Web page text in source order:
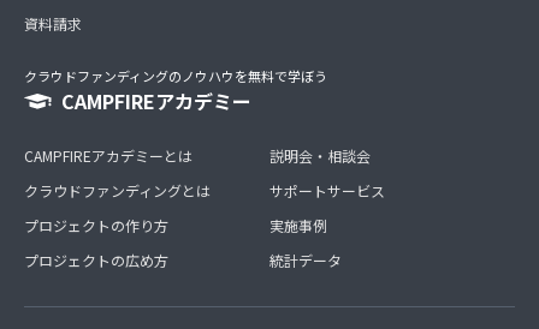
資料請求
クラウドファンディングのノウハウを無料で学ぼう
CAMPFIREアカデミー
CAMPFIREアカデミーとは
クラウドファンディングとは
プロジェクトの作り方
プロジェクトの広め方
説明会・相談会
サポートサービス
実施事例
統計データ